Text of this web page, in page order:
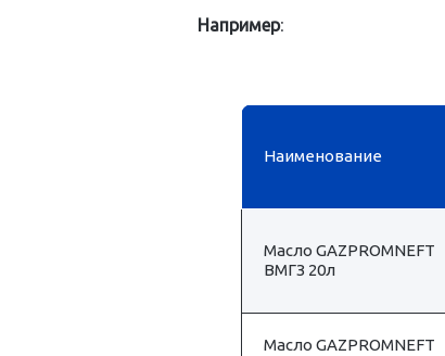
Например:
Наименование
Масло GAZPROMNEFT
ВМГЗ 20л
Масло GAZPROMNEFT